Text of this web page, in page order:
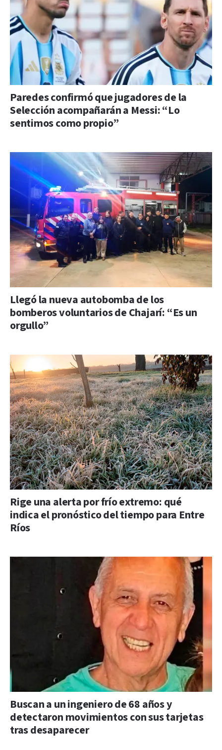
Paredes confirmó que jugadores de la
Selección acompañarán a Messi: “Lo
sentimos como propio”
Llegó la nueva autobomba de los
bomberos voluntarios de Chajarí: “Es un
orgullo”
Rige una alerta por frío extremo: qué
indica el pronóstico del tiempo para Entre
Ríos
Buscan a un ingeniero de 68 años y
detectaron movimientos con sus tarjetas
tras desaparecer